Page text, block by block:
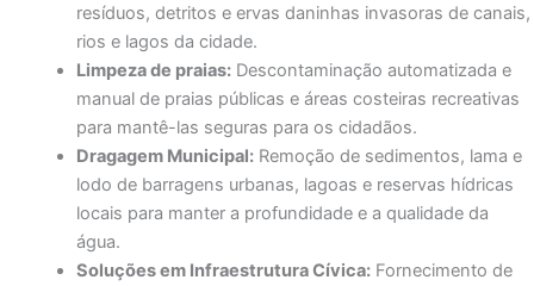
resíduos, detritos e ervas daninhas invasoras de canais,
rios e lagos da cidade.
Limpeza de praias:Descontaminação automatizada e
manual de praias públicas e áreas costeiras recreativas
para mantê-las seguras para os cidadãos.
Dragagem Municipal:Remoção de sedimentos, lama e
lodo de barragens urbanas, lagoas e reservas hídricas
locais para manter a profundidade e a qualidade da
água.
Soluções em Infraestrutura Cívica:Fornecimento de